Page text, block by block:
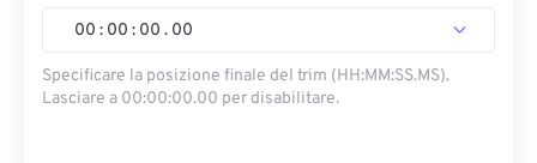
00 : 00 : 00 . 00
Specificare la posizione finale del trim (HH:MM:SS.MS).
Lasciare a 00:00:00.00 per disabilitare.